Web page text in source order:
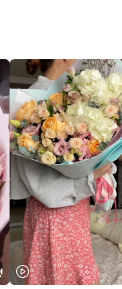
Выберите
Или выберите из
Москва и МО
Нижний Новгород
Казань
Челябинск
Новосибирск
Волгоград